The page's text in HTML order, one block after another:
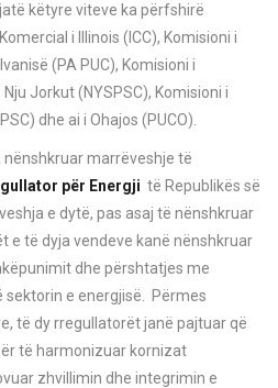
këtyre viteve ka përfshirë
i Illinois (ICC), Komisioni i
(PA PUC), Komisioni i
Jorkut (NYSPSC), Komisioni i
dhe ai i Ohajos (PUCO).
nënshkruar marrëveshje të
për Energji të Republikës së
e dytë, pas asaj të nënshkruar
e të dyja vendeve kanë nënshkruar
dhe përshtatjes me
e energjisë. Përmes
të dy rregullatorët janë pajtuar që
të harmonizuar kornizat
zhvillimin dhe integrimin e